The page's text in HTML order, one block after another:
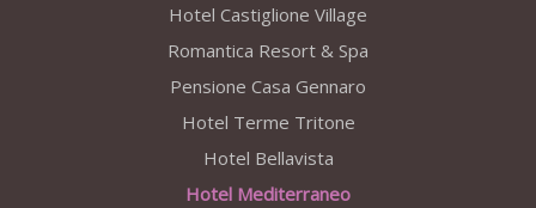
Hotel Castiglione Village
Romantica Resort & Spa
Pensione Casa Gennaro
Hotel Terme Tritone
Hotel Bellavista
Hotel Mediterraneo